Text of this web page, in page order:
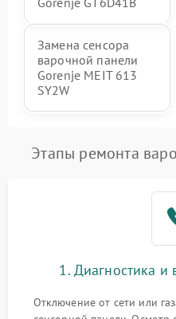
Замена сенсора
варочной панели
Gorenje MEIT 613
SY2W
Этапы ремонта
1. Диагностика и
Отключение от сети или